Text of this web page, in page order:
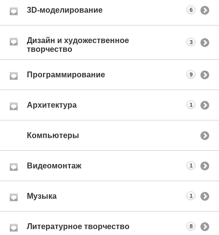
3D-моделирование 6
Дизайн и художественное
творчество
3
Программирование 9
Архитектура 1
Компьютеры
Видеомонтаж 1
Музыка 1
Литературное творчество 8